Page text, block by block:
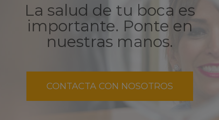
La salud de tu boca es
importante. Ponte en
nuestras manos.
CONTACTA CON NOSOTROS